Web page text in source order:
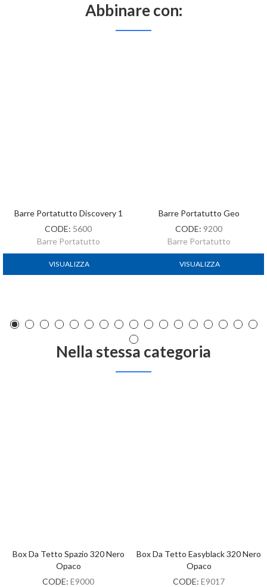
Abbinare con:
Barre Portatutto Discovery 1
CODE: 5600
Barre Portatutto
VISUALIZZA
Barre Portatutto Geo
CODE: 9200
Barre Portatutto
VISUALIZZA
Nella stessa categoria
Box Da Tetto Spazio 320 Nero
Opaco
CODE: E9000
Box Da Tetto Easyblack 320 Nero
Opaco
CODE: E9017